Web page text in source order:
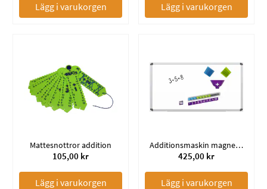
Lägg i varukorgen Lägg i varukorgen
Mattesnottror addition
105,00 kr
Lägg i varukorgen
Additionsmaskin magnetisk
425,00 kr
Lägg i varukorgen